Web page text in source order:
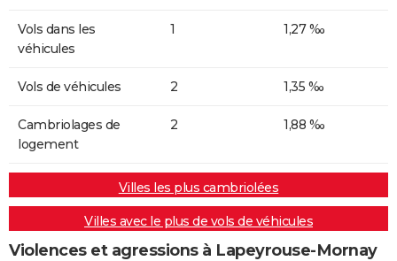
Vols dans les
véhicules
1 1,27 ‰
Vols de véhicules 2 1,35 ‰
Cambriolages de
logement
2 1,88 ‰
Villes les plus cambriolées
Villes avec le plus de vols de véhicules
Violences et agressions à Lapeyrouse-Mornay